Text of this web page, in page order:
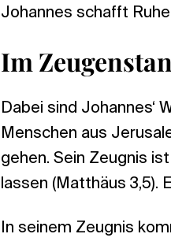
Johannes schafft
Im
Dabei sind Johannes‘
Menschen aus
gehen. Sein Zeugnis
lassen (Matthäus 3,5).
In seinem Zeugnis